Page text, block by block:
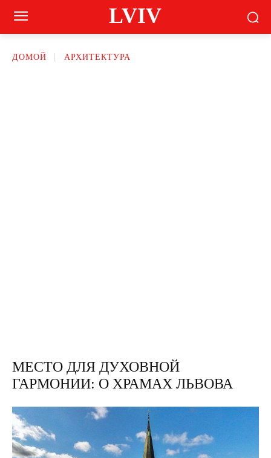
LVIV
ДОМОЙ АРХИТЕКТУРА
МЕСТО ДЛЯ ДУХОВНОЙ
ГАРМОНИИ: О ХРАМАХ ЛЬВОВА